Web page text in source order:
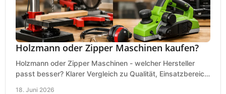
Holzmann oder Zipper Maschinen kaufen?
Holzmann oder Zipper Maschinen - welcher Hersteller
passt besser? Klarer Vergleich zu Qualität, Einsatzbereich,
18. Juni 2026